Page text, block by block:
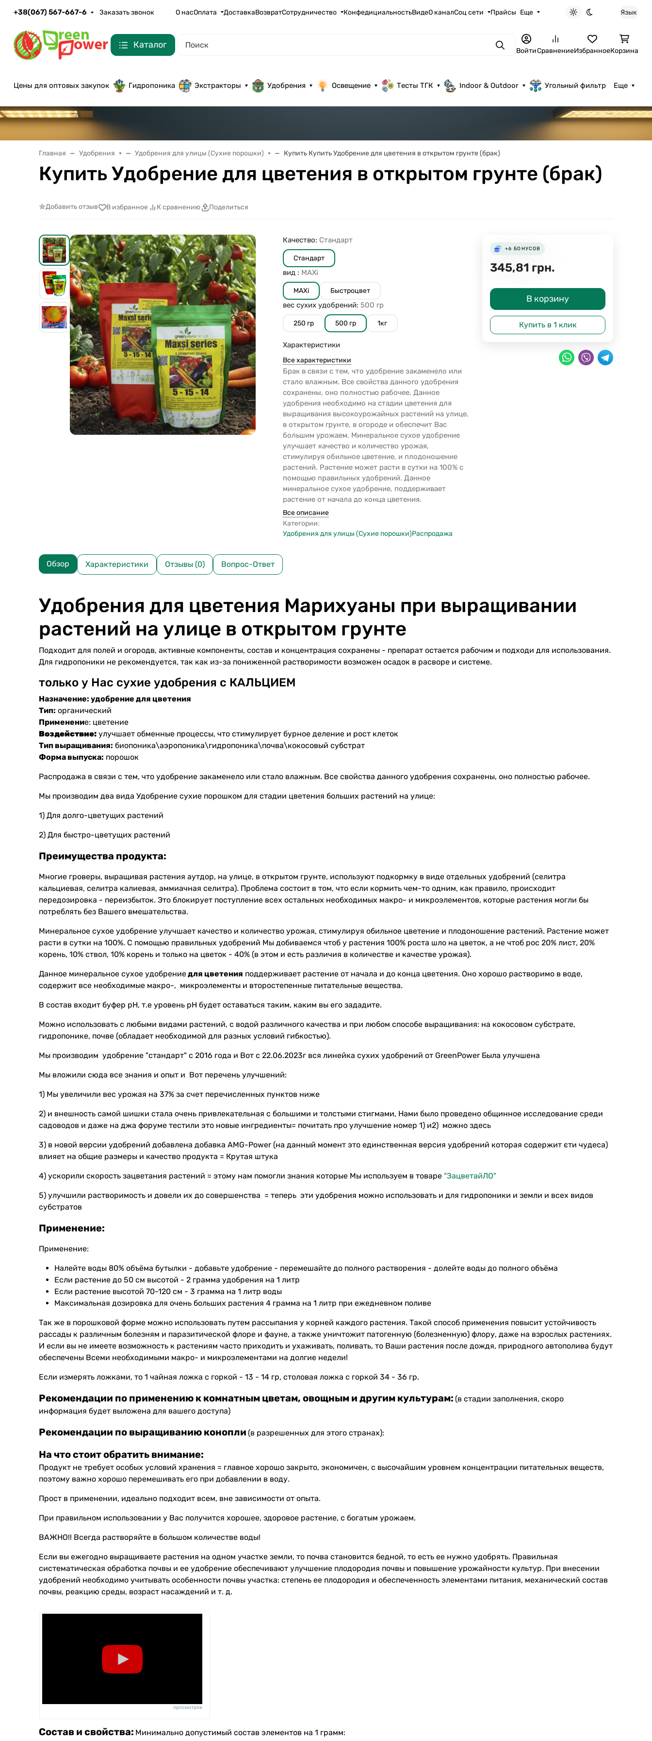
+38(067) 567-667-6 Заказать звонок О насОплата ДоставкаВозвратСотрудничество КонфедициальностьВидеО каналСоц сети Прайсы Еще
Светлая тема
Темная тема
Язык
Каталог ПоискВойтиСравнениеИзбранноеКорзина
Цены для оптовых закупок Гидропоника Экстракторы Удобрения Освещение Тесты ТГК Indoor & Outdoor Угольный фильтр Еще
Главная Удобрения Удобрения для улицы (Сухие порошки) Купить Купить Удобрение для цветения в открытом грунте (брак)
Купить Удобрение для цветения в открытом грунте (брак)
Добавить отзыв В избранное К сравнению Поделиться
Качество: Стандарт
Стандарт
вид : MAXi
MAXi Быстроцвет
вес сухих удобрений:500 гр
250 гр 500 гр 1кг
Характеристики
Все характеристики
Брак в связи с тем, что удобрение закаменело или
стало влажным. Все свойства данного удобрения
сохранены, оно полностью рабочее. Данное
удобрения необходимо на стадии цветения для
выращивания высокоурожайных растений на улице,
в открытом грунте, в огороде и обеспечит Вас
большим урожаем. Минеральное сухое удобрение
улучшает качество и количество урожая,
стимулируя обильное цветение, и плодоношение
растений. Растение может расти в сутки на 100% с
помощью правильных удобрений. Данное
минеральное сухое удобрение, поддерживает
растение от начала до конца цветения.
Все описание
Категории:
Удобрения для улицы (Сухие порошки)Распродажа
+6 БОНУСОВ
345,81 грн.
В корзину
Купить в 1 клик
Обзор Характеристики Отзывы (0) Вопрос-Ответ
Удобрения для цветения Марихуаны при выращивании
растений на улице в открытом грунте
Подходит для полей и огородв, активные компоненты, состав и концентрация сохранены - препарат остается рабочим и подходи для использования.
Для гидропоники не рекомендуется, так как из-за пониженной растворимости возможен осадок в расворе и системе.
только у Нас сухие удобрения с КАЛЬЦИЕМ
Назначение: удобрение для цветения
Тип: органический
Применение: цветение
Воздействие: улучшает обменные процессы, что стимулирует бурное деление и рост клеток
Тип выращивания: биопоника\аэропоника\гидропоника\почва\кокосовый субстрат
Форма выпуска: порошок
Распродажа в связи с тем, что удобрение закаменело или стало влажным. Все свойства данного удобрения сохранены, оно полностью рабочее.
Мы производим два вида Удобрение сухие порошком для стадии цветения больших растений на улице:
1) Для долго-цветущих растений
2) Для быстро-цветущих растений
Преимущества продукта:
Многие гроверы, выращивая растения аутдор, на улице, в открытом грунте, используют подкормку в виде отдельных удобрений (селитра
кальциевая, селитра калиевая, аммиачная селитра). Проблема состоит в том, что если кормить чем-то одним, как правило, происходит
передозировка - переизбыток. Это блокирует поступление всех остальных необходимых макро- и микроэлементов, которые растения могли бы
потреблять без Вашего вмешательства.
Минеральное сухое удобрение улучшает качество и количество урожая, стимулируя обильное цветение и плодоношение растений. Растение может
расти в сутки на 100%. С помощью правильных удобрений Мы добиваемся чтоб у растения 100% роста шло на цветок, а не чтоб рос 20% лист, 20%
корень, 10% ствол, 10% корень и только на цветок - 40% (в этом и есть различия в количестве и качестве урожая).
Данное минеральное сухое удобрениедля цветения поддерживает растение от начала и до конца цветения. Оно хорошо растворимо в воде,
содержит все необходимые макро-, микроэлементы и второстепенные питательные вещества.
В состав входит буфер рН, т.е уровень рН будет оставаться таким, каким вы его зададите.
Можно использовать с любыми видами растений, с водой различного качества и при любом способе выращивания: на кокосовом субстрате,
гидропонике, почве (обладает необходимой для разных условий гибкостью).
Мы производим удобрение "стандарт" с 2016 года и Вот с 22.06.2023г вся линейка сухих удобрений от GreenPower Была улучшена
Мы вложили сюда все знания и опыт и Вот перечень улучшений:
1) Мы увеличили вес урожая на 37% за счет перечисленных пунктов ниже
2) и внешность самой шишки стала очень привлекательная с большими и толстыми стигмами, Нами было проведено общинное исследование среди
садоводов и даже на джа форуме тестили это новые ингредиенты= почитать про улучшение номер 1) и2) можно здесь
3) в новой версии удобрений добавлена добавка АМG-Power (на данный момент это единственная версия удобрений которая содержит єти чудеса)
влияет на общие размеры и качество продукта = Крутая штука
4) ускорили скорость зацветания растений = этому нам помогли знания которые Мы используем в товаре "ЗацветайЛО"
5) улучшили растворимость и довели их до совершенства = теперь эти удобрения можно использовать и для гидропоники и земли и всех видов
субстратов
Применение:
Применение:
Налейте воды 80% объёма бутылки - добавьте удобрение - перемешайте до полного растворения - долейте воды до полного объёма
Если растение до 50 см высотой - 2 грамма удобрения на 1 литр
Если растение высотой 70-120 см - 3 грамма на 1 литр воды
Максимальная дозировка для очень больших растения 4 грамма на 1 литр при ежедневном поливе
Так же в порошковой форме можно использовать путем рассыпания у корней каждого растения. Такой способ применения повысит устойчивость
рассады к различным болезням и паразитической флоре и фауне, а также уничтожит патогенную (болезненную) флору, даже на взрослых растениях.
И если вы не имеете возможность к растениям часто приходить и ухаживать, поливать, то Ваши растения после дождя, природного автополива будут
обеспечены Всеми необходимыми макро- и микроэлементами на долгие недели!
Если измерять ложками, то 1 чайная ложка с горкой - 13 - 14 гр, столовая ложка с горкой 34 - 36 гр.
Рекомендации по применению к комнатным цветам, овощным и другим культурам: (в стадии заполнения, скоро
информация будет выложена для вашего доступа)
Рекомендации по выращиванию конопли (в разрешенных для этого странах):
На что стоит обратить внимание:
Продукт не требует особых условий хранения = главное хорошо закрыто, экономичен, с высочайшим уровнем концентрации питательных веществ,
поэтому важно хорошо перемешивать его при добавлении в воду.
Прост в применении, идеально подходит всем, вне зависимости от опыта.
При правильном использовании у Вас получится хорошее, здоровое растение, с богатым урожаем.
ВАЖНО!! Всегда растворяйте в большом количестве воды!
Если вы ежегодно выращиваете растения на одном участке земли, то почва становится бедной, то есть ее нужно удобрять. Правильная
систематическая обработка почвы и ее удобрение обеспечивают улучшение плодородия почвы и повышение урожайности культур. При внесении
удобрений необходимо учитывать особенности почвы участка: степень ее плодородия и обеспеченность элементами питания, механический состав
почвы, реакцию среды, возраст насаждений и т. д.
просмотров
Состав и свойства: Минимально допустимый состав элементов на 1 грамм: